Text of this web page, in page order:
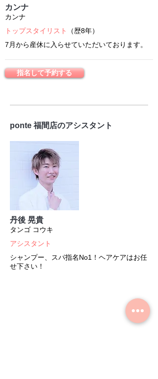
カンナ
カンナ
トップスタイリスト
（歴8年）
7月から産休に入らせていただいております。
指名して予約する
ponte 福間店のアシスタント
丹後 晃貴
タンゴ コウキ
​アシスタント
シャンプー、スパ指名No1！ヘアケアはお任
せ下さい！